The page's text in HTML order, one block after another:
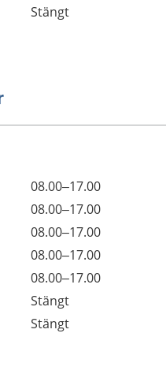
Stängt
08.00–17.00
08.00–17.00
08.00–17.00
08.00–17.00
08.00–17.00
Stängt
Stängt